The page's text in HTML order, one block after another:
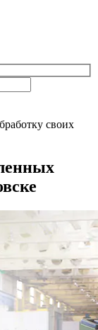
своих